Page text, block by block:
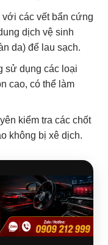
các vết bẩn cứng
dịch vệ sinh
da) để lau sạch.
sử dụng các loại
cao, có thể làm
kiểm tra các chốt
không bị xê dịch.